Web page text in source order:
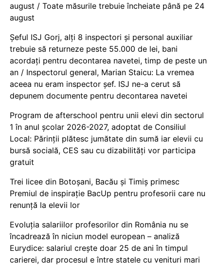
august / Toate măsurile trebuie încheiate până pe 24
august
Șeful ISJ Gorj, alți 8 inspectori și personal auxiliar
trebuie să returneze peste 55.000 de lei, bani
acordați pentru decontarea navetei, timp de peste un
an / Inspectorul general, Marian Staicu: La vremea
aceea nu eram inspector șef. ISJ ne-a cerut să
depunem documente pentru decontarea navetei
Program de afterschool pentru unii elevi din sectorul
1 în anul școlar 2026-2027, adoptat de Consiliul
Local: Părinții plătesc jumătate din sumă iar elevii cu
bursă socială, CES sau cu dizabilităţi vor participa
gratuit
Trei licee din Botoșani, Bacău și Timiș primesc
Premiul de inspirație BacUp pentru profesorii care nu
renunță la elevii lor
Evoluția salariilor profesorilor din România nu se
încadrează în niciun model european – analiză
Eurydice: salariul crește doar 25 de ani în timpul
carierei, dar procesul e între statele cu venituri mari